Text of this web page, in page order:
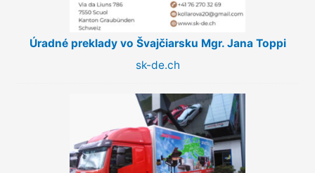
Úradné preklady vo Švajčiarsku Mgr. Jana Toppi
sk-de.ch